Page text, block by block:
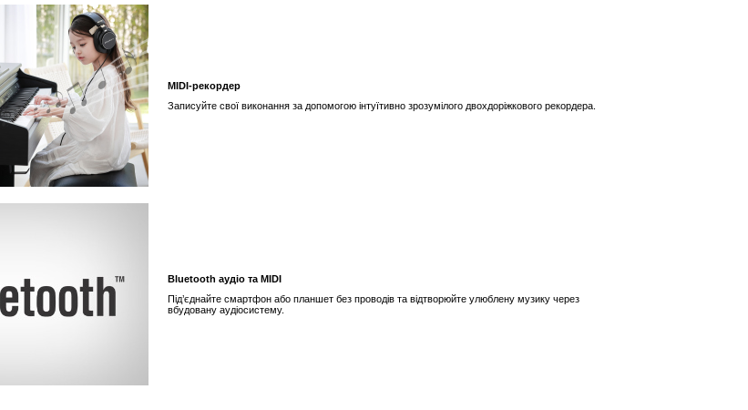
MIDI-рекордер
Записуйте свої виконання за допомогою інтуїтивно зрозумілого двохдоріжкового рекордера.
Bluetooth аудіо та MIDI
Під’єднайте смартфон або планшет без проводів та відтворюйте улюблену музику через
вбудовану аудіосистему.